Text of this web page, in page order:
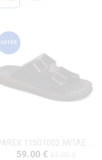
OFFER
59.00 €